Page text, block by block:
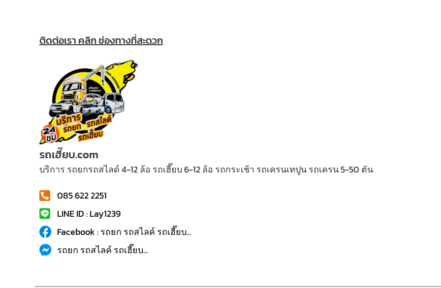
ติดต่อเรา คลิก ช่องทางที่สะดวก
รถเฮี๊ยบ.com
บริการ รถยกรถสไลด์ 4-12 ล้อ รถเฮี๊ยบ 6-12 ล้อ รถกระเช้า รถเครนเทปูน รถเครน 5-50 ตัน
085 622 2251
LINE ID : Lay1239
Facebook : รถยก รถสไลค์ รถเฮี๊ยบ...
รถยก รถสไลค์ รถเฮี๊ยบ...